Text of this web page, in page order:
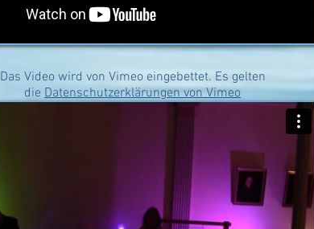
Das Video wird von Vimeo eingebettet. Es gelten
die Datenschutzerklärungen von Vimeo